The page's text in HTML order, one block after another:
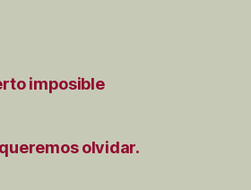
imposible
olvidar.